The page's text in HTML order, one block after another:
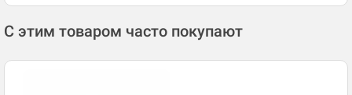
С этим товаром часто покупают